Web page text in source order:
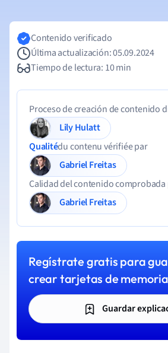
Contenido verificado
Última actualización: 05.09.2024
Tiempo de lectura: 10 min
Proceso de creación de contenido
Lily Hulatt
Qualitédu contenu vérifiée par
Gabriel Freitas
Calidad del contenido
Gabriel Freitas
Regístrate gratis para
crear tarjetas de
Guardar